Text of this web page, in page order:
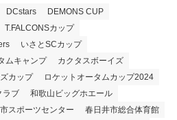
DCstars
DEMONS CUP
T.FALCONSカップ
いさとSCカップ
ムキャンプ
カクタスボーイズ
カップ
ロケットオータムカップ2024
ラブ
和歌山ビッグホエール
スポーツセンター
春日井市総合体育館